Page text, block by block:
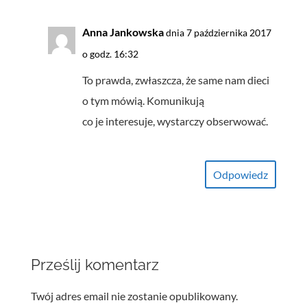
Anna Jankowskadnia 7 października 2017
o godz. 16:32
To prawda, zwłaszcza, że same nam dieci
o tym mówią. Komunikują
co je interesuje, wystarczy obserwować.
Odpowiedz
Prześlij komentarz
Twój adres email nie zostanie opublikowany.